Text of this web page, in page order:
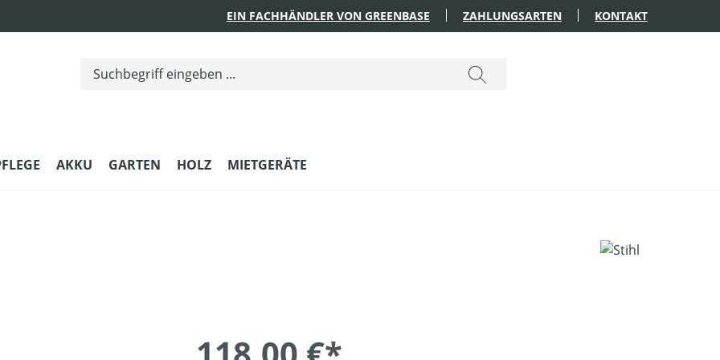
EIN FACHHÄNDLER VON GREENBASE ZAHLUNGSARTEN KONTAKT
AKKU GARTEN HOLZ MIETGERÄTE